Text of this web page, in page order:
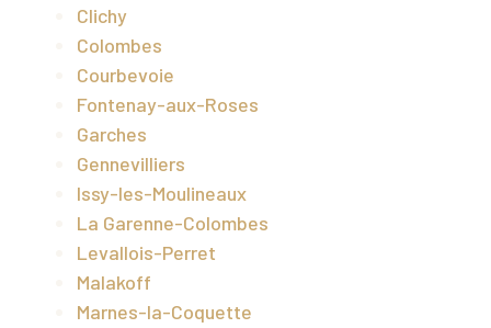
Clichy
Colombes
Courbevoie
Fontenay-aux-Roses
Garches
Gennevilliers
Issy-les-Moulineaux
La Garenne-Colombes
Levallois-Perret
Malakoff
Marnes-la-Coquette